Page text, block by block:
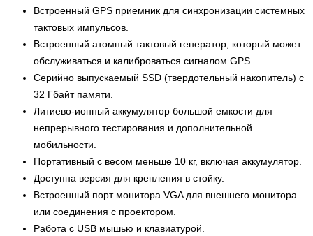
Встроенный GPS приемник для синхронизации системных
тактовых импульсов.
Встроенный атомный тактовый генератор, который может
обслуживаться и калиброваться сигналом GPS.
Серийно выпускаемый SSD (твердотельный накопитель) с
32 Гбайт памяти.
Литиево-ионный аккумулятор большой емкости для
непрерывного тестирования и дополнительной
мобильности.
Портативный с весом меньше 10 кг, включая аккумулятор.
Доступна версия для крепления в стойку.
Встроенный порт монитора VGA для внешнего монитора
или соединения с проектором.
Работа с USB мышью и клавиатурой.